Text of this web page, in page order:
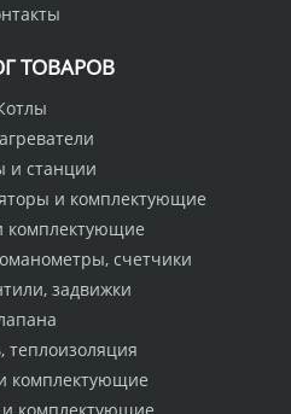
ТОВАРОВ
и станции
и комплектующие
комплектующие
счетчики
задвижки
теплоизоляция
комплектующие